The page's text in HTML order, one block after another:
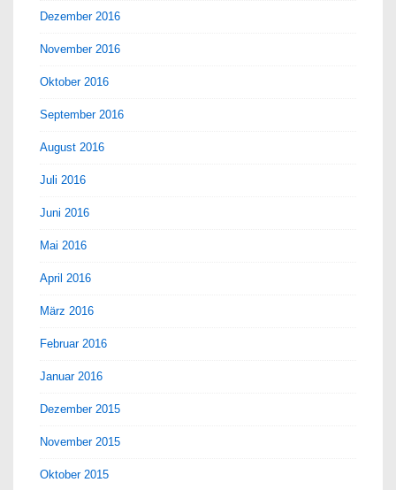
Dezember 2016
November 2016
Oktober 2016
September 2016
August 2016
Juli 2016
Juni 2016
Mai 2016
April 2016
März 2016
Februar 2016
Januar 2016
Dezember 2015
November 2015
Oktober 2015